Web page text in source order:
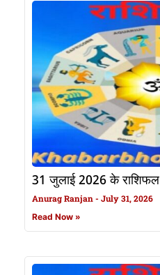
31 जुलाई 2026 के राशिफल
Anurag Ranjan July 31, 2026
Read Now »